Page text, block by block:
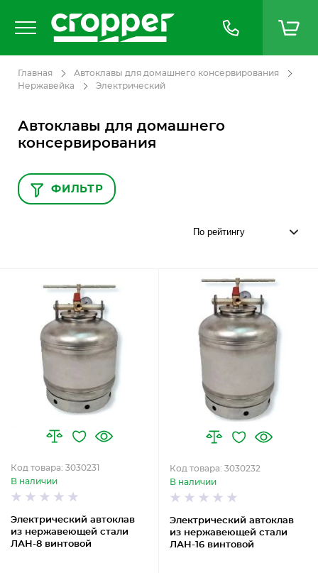
Главная
Автоклавы для домашнего консервирования
Нержавейка
Электрический
Автоклавы для домашнего
консервирования
Электрический автоклав
из нержавеющей стали
ЛАН-8 винтовой
Код товара: 3030231
В наличии
Электрический автоклав
из нержавеющей стали
ЛАН-16 винтовой
Код товара: 3030232
В наличии
ФИЛЬТР